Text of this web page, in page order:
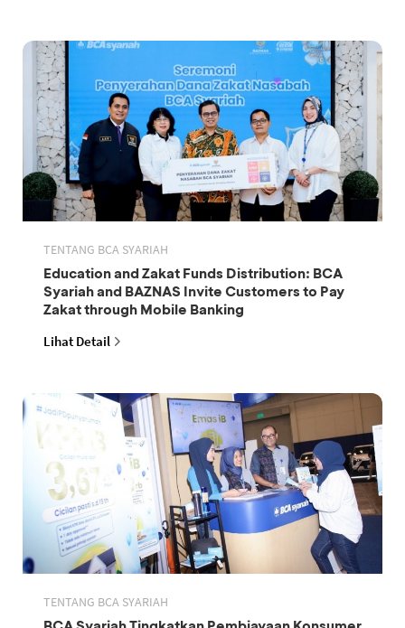
TENTANG BCA SYARIAH
Education and Zakat Funds Distribution: BCA
Syariah and BAZNAS Invite Customers to Pay
Zakat through Mobile Banking
Lihat Detail
TENTANG BCA SYARIAH